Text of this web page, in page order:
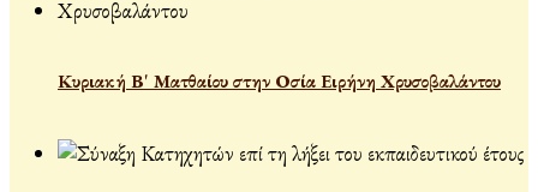
Κυριακή Β' Ματθαίου στην Οσία Ειρήνη Χρυσοβαλάντου